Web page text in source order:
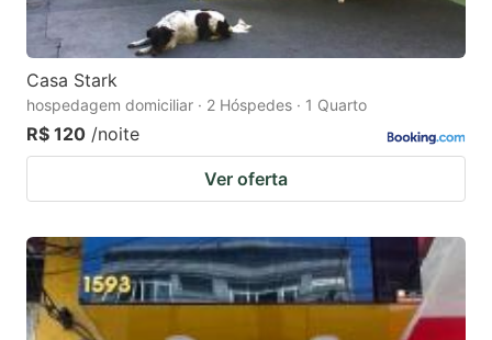
Casa Stark
hospedagem domiciliar · 2 Hóspedes · 1 Quarto
R$ 120 /noite
Ver oferta